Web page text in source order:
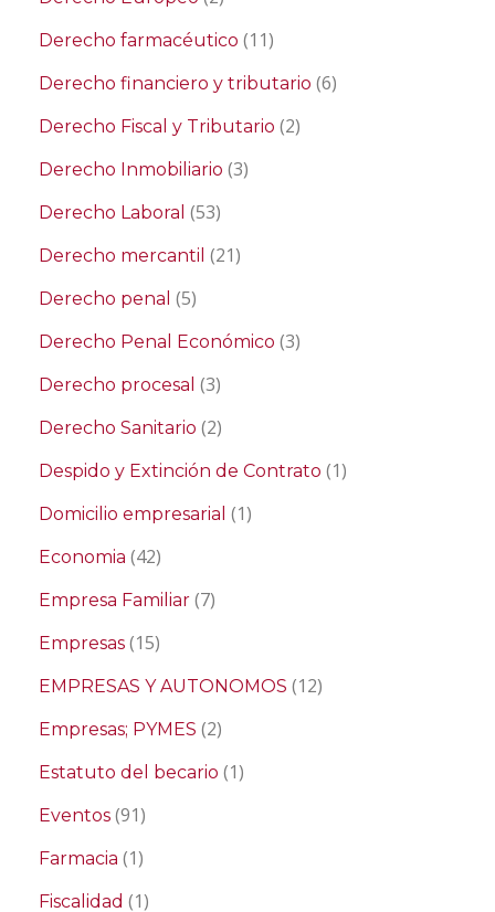
Derecho farmacéutico (11)
Derecho financiero y tributario (6)
Derecho Fiscal y Tributario (2)
Derecho Inmobiliario (3)
Derecho Laboral (53)
Derecho mercantil (21)
Derecho penal (5)
Derecho Penal Económico (3)
Derecho procesal (3)
Derecho Sanitario (2)
Despido y Extinción de Contrato (1)
Domicilio empresarial (1)
Economia (42)
Empresa Familiar (7)
Empresas (15)
EMPRESAS Y AUTONOMOS (12)
Empresas; PYMES (2)
Estatuto del becario (1)
Eventos (91)
Farmacia (1)
Fiscalidad (1)